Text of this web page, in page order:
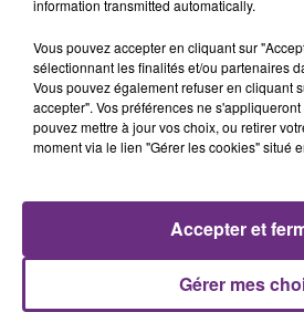
SOPHIE ELLIS BEXTOR
Murder On The Dancefloor
information transmitted automatically.
Vous pouvez accepter en cliquant sur
sélectionnant les finalités et/ou partenaires
Vous pouvez également refuser en cliquant
accepter". Vos préférences ne
pouvez mettre à jour vos choix, ou retirer
moment via le lien "Gérer les cookies" situé
Gérer mes
Accepter et